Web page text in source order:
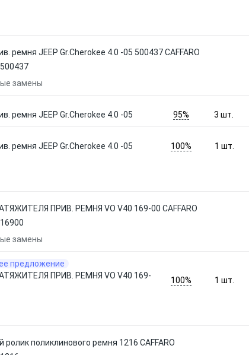
ремня JEEP Gr.Cherokee 4.0 -05 500437 CAFFARO
500437
замены
ремня JEEP Gr.Cherokee 4.0 -05 95% 3 шт.
ремня JEEP Gr.Cherokee 4.0 -05 100% 1шт.
ПРИВ. РЕМНЯ VO V40 169-00 CAFFARO
16900
замены
предложение
ПРИВ. РЕМНЯ VO V40 169-
100% 1шт.
ролик поликлинового ремня 1216 CAFFARO